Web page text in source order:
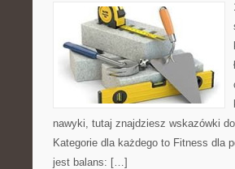
nawyki, tutaj znajdziesz wskazówki
Kategorie dla każdego to Fitness dla
jest balans: […]